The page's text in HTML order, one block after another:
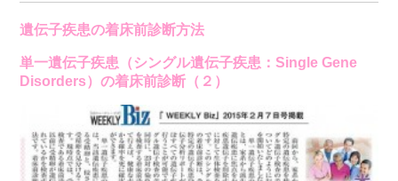
遺伝子疾患の着床前診断方法
単一遺伝子疾患（シングル遺伝子疾患：Single Gene
Disorders）の着床前診断（２）